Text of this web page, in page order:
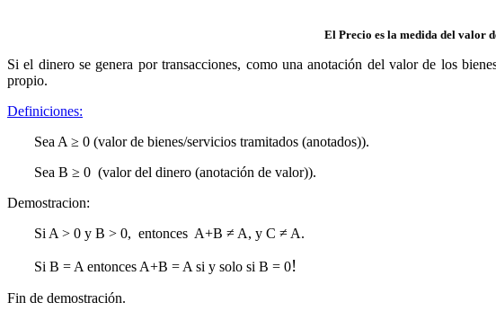
El Precio es la medida del valor
Si el dinero se genera por transacciones, como una anotación del valor de los
propio.
Definiciones:
Sea A ≥ 0 (valor de bienes/servicios tramitados (anotados)).
Sea B ≥ 0 (valor del dinero (anotación de valor)).
Demostracion:
Si A > 0 y B > 0, entonces A+B ≠ A, y C ≠ A.
Si B = A entonces A+B = A si y solo si B = 0!
Fin de demostración.